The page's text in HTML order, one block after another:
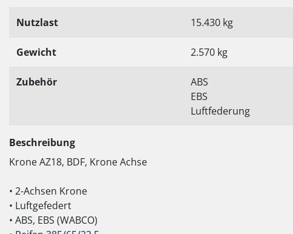
Nutzlast 15.430 kg
Gewicht 2.570 kg
Zubehör
ABS
EBS
Luftfederung
Beschreibung
Krone AZ18, BDF, Krone Achse
• 2-Achsen Krone
• Luftgefedert
• ABS, EBS (WABCO)